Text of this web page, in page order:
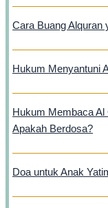
Cara Buang Alquran
Hukum Menyantuni
Hukum Membaca Al
Apakah Berdosa?
Doa untuk Anak